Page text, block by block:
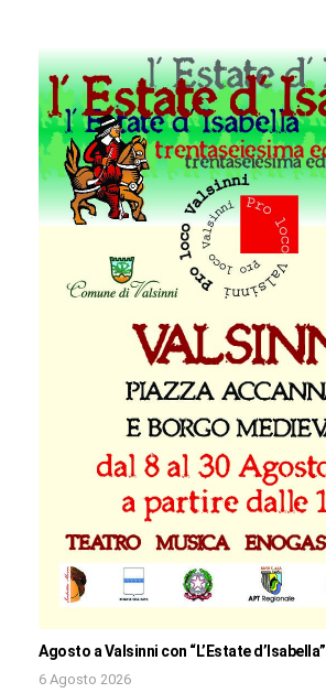
Agosto a Valsinni con “L’Estate d’Isabella”
6 Agosto 2026